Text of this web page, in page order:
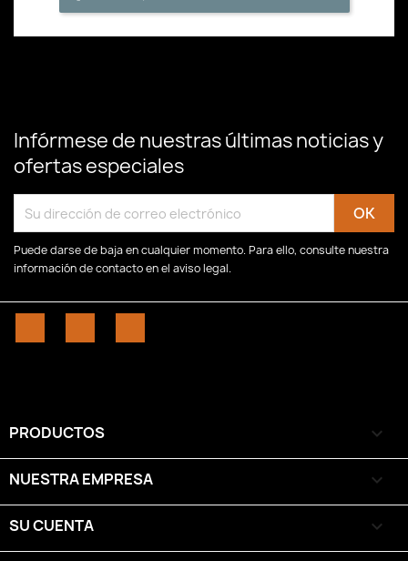
Infórmese de nuestras últimas noticias y
ofertas especiales
Puede darse de baja en cualquier momento. Para ello, consulte nuestra
información de contacto en el aviso legal.
PRODUCTOS 
NUESTRA EMPRESA 
SU CUENTA 